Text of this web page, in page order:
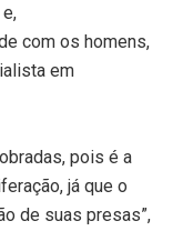
com os homens,
em
pois é a
já que o
de suas presas”,